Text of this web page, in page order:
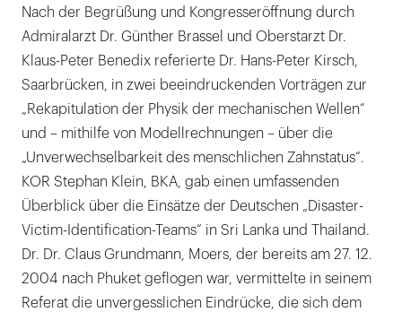
Nach der Begrüßung und Kongresseröffnung durch
Admiralarzt Dr. Günther Brassel und Oberstarzt Dr.
Klaus-Peter Benedix referierte Dr. Hans-Peter Kirsch,
Saarbrücken, in zwei beeindruckenden Vorträgen zur
„Rekapitulation der Physik der mechanischen Wellen“
und – mithilfe von Modellrechnungen – über die
„Unverwechselbarkeit des menschlichen Zahnstatus“.
KOR Stephan Klein, BKA, gab einen umfassenden
Überblick über die Einsätze der Deutschen „Disaster-
Victim-Identification-Teams“ in Sri Lanka und Thailand.
Dr. Dr. Claus Grundmann, Moers, der bereits am 27. 12.
2004 nach Phuket geflogen war, vermittelte in seinem
Referat die unvergesslichen Eindrücke, die sich dem